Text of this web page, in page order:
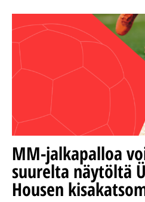
MM-jalkapalloa
suurelta näytöltä
Housen